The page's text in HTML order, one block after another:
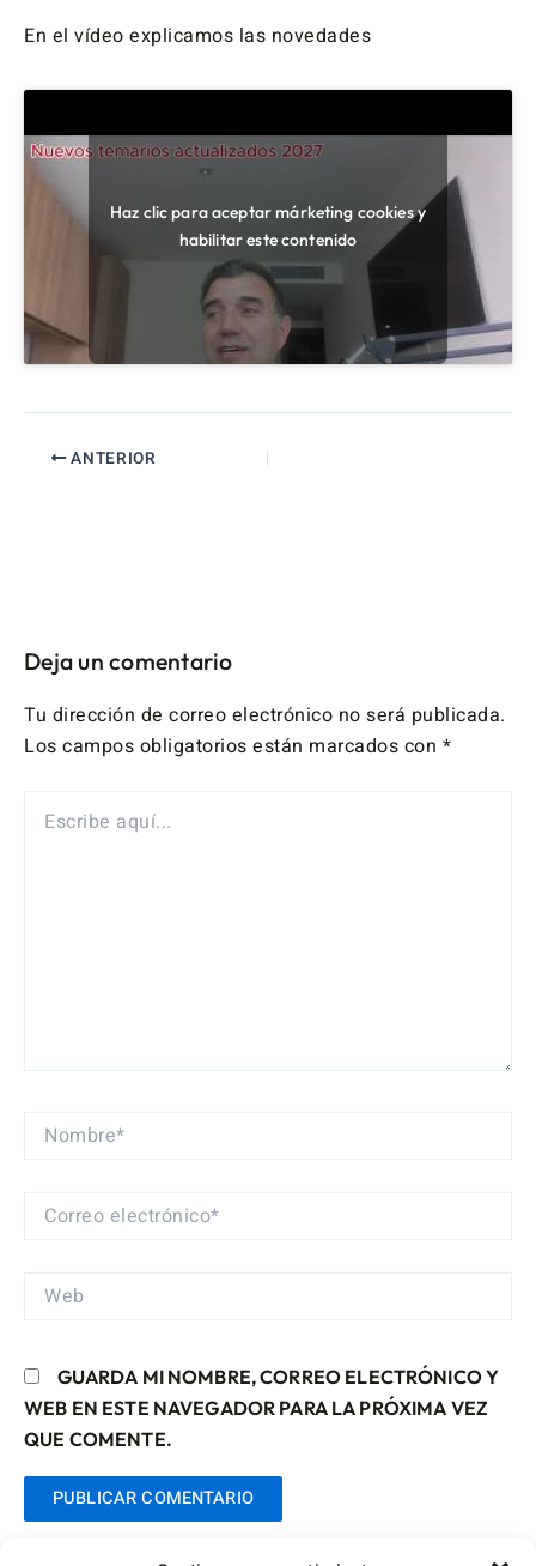
En el vídeo explicamos las novedades
Haz clic para aceptar márketing cookies y
habilitar este contenido
ANTERIOR
Deja un comentario
Tu dirección de correo electrónico no será publicada.
Los campos obligatorios están marcados con *
AQUÍ...
NOMBRE*
CORREO
WEB
GUARDA MI NOMBRE, CORREO ELECTRÓNICO Y
WEB EN ESTE NAVEGADOR PARA LA PRÓXIMA VEZ
QUE COMENTE.